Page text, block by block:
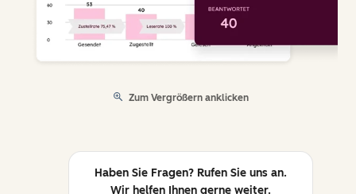
Zum Vergrößern anklicken
Haben Sie Fragen? Rufen Sie uns an.
Wir helfen Ihnen gerne weiter.